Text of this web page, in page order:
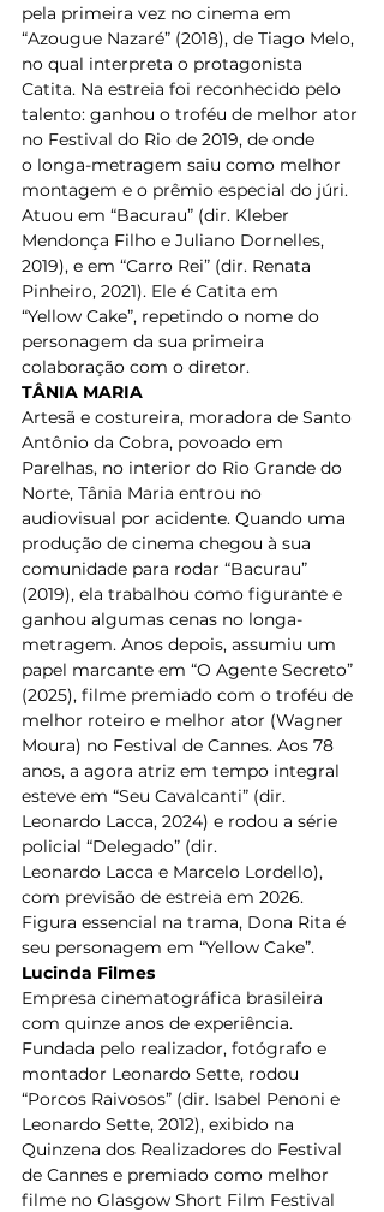
pela primeira vez no cinema em
“Azougue Nazaré” (2018), de Tiago Melo,
no qual interpreta o protagonista
Catita. Na estreia foi reconhecido pelo
talento: ganhou o troféu de melhor ator
no Festival do Rio de 2019, de onde
o longa-metragem saiu como melhor
montagem e o prêmio especial do júri.
Atuou em “Bacurau” (dir. Kleber
Mendonça Filho e Juliano Dornelles,
2019), e em “Carro Rei” (dir. Renata
Pinheiro, 2021). Ele é Catita em
“Yellow Cake”, repetindo o nome do
personagem da sua primeira
colaboração com o diretor.
TÂNIA MARIA
Artesã e costureira, moradora de Santo
Antônio da Cobra, povoado em
Parelhas, no interior do Rio Grande do
Norte, Tânia Maria entrou no
audiovisual por acidente. Quando uma
produção de cinema chegou à sua
comunidade para rodar “Bacurau”
(2019), ela trabalhou como figurante e
ganhou algumas cenas no longa-
metragem. Anos depois, assumiu um
papel marcante em “O Agente Secreto”
(2025), filme premiado com o troféu de
melhor roteiro e melhor ator (Wagner
Moura) no Festival de Cannes. Aos 78
anos, a agora atriz em tempo integral
esteve em “Seu Cavalcanti” (dir.
Leonardo Lacca, 2024) e rodou a série
policial “Delegado” (dir.
Leonardo Lacca e Marcelo Lordello),
com previsão de estreia em 2026.
Figura essencial na trama, Dona Rita é
seu personagem em “Yellow Cake”.
Lucinda Filmes
Empresa cinematográfica brasileira
com quinze anos de experiência.
Fundada pelo realizador, fotógrafo e
montador Leonardo Sette, rodou
“Porcos Raivosos” (dir. Isabel Penoni e
Leonardo Sette, 2012), exibido na
Quinzena dos Realizadores do Festival
de Cannes e premiado como melhor
filme no Glasgow Short Film Festival